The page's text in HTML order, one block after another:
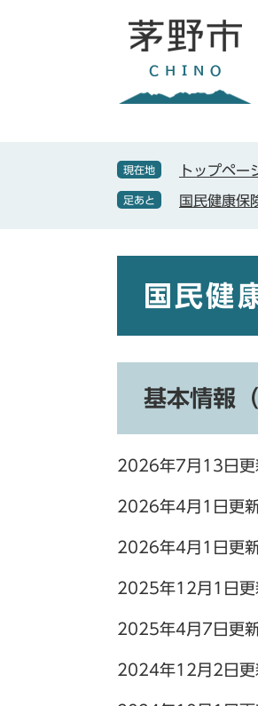
現在地 トップペー
足あと 国民健康保
国民健
基本情報
2026年7月13日更
2026年4月1日更
2026年4月1日更
2025年12月1日更
2025年4月7日更
2024年12月2日更